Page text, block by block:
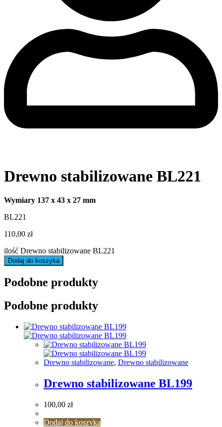
Drewno stabilizowane BL221
Wymiary 137 x 43 x 27 mm
BL221
110,00 zł
ilość Drewno stabilizowane BL221
Dodaj do koszyka
Podobne produkty
Podobne produkty
Drewno stabilizowane, Drewno stabilizowane
Drewno stabilizowane BL199
100,00 zł
Dodaj do koszyka